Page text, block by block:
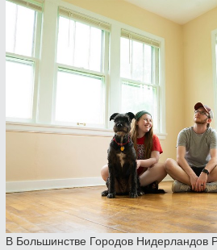
В Большинстве Городов Нидерландов